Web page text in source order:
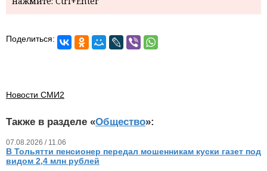
Поделиться:
Новости СМИ2
Также в разделе «Общество»:
07.08.2026 / 11.06
В Тольятти пенсионер передал мошенникам куски газет под
видом 2,4 млн рублей